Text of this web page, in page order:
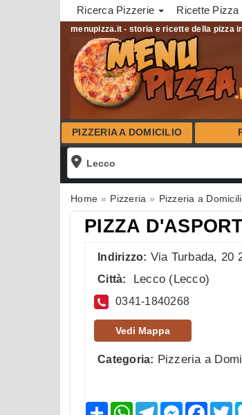
Ricerca Pizzerie Ricette Pizza
menupizza.it - storia e ricette della pizza
PIZZERIA A DOMICILIO
Home Pizzeria Pizzeria a
PIZZA
Indirizzo: Via Turbada, 20
Città: Lecco (Lecco)
0341-1840268
Vedi Mappa
Categoria: Pizzeria a
CondividiWhatsAppTelegramMessenger